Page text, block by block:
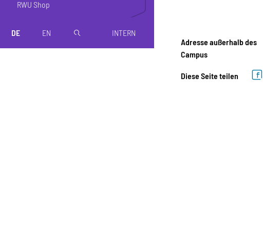
RWU Shop
DE EN magnifier INTERN
Adresse außerhalb des
Campus
Diese Seite teilen facebook